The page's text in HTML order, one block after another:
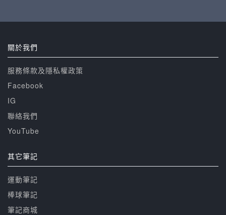
關於我們
服務條款及隱私權政策
Facebook
IG
聯絡我們
YouTube
其它筆記
運動筆記
棒球筆記
筆記商城